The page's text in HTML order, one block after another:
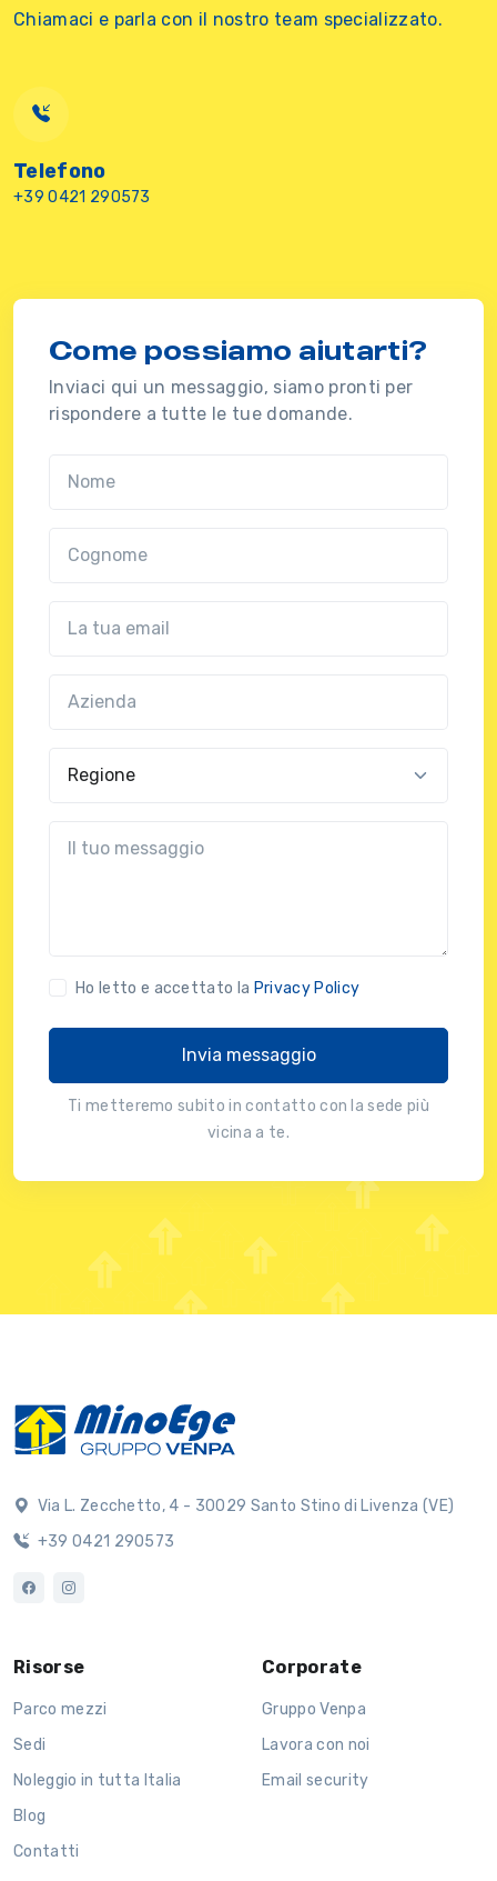
Chiamaci e parla con il nostro team specializzato.
Telefono
+39 0421 290573
Come possiamo aiutarti?
Inviaci qui un messaggio, siamo pronti per
rispondere a tutte le tue domande.
Ho letto e accettato la Privacy Policy
Invia messaggio
Ti metteremo subito in contatto con la sede più
vicina a te.
Via L. Zecchetto, 4 - 30029 Santo Stino di Livenza (VE)
+39 0421 290573
Risorse
Parco mezzi
Sedi
Noleggio in tutta Italia
Blog
Contatti
Corporate
Gruppo Venpa
Lavora con noi
Email security